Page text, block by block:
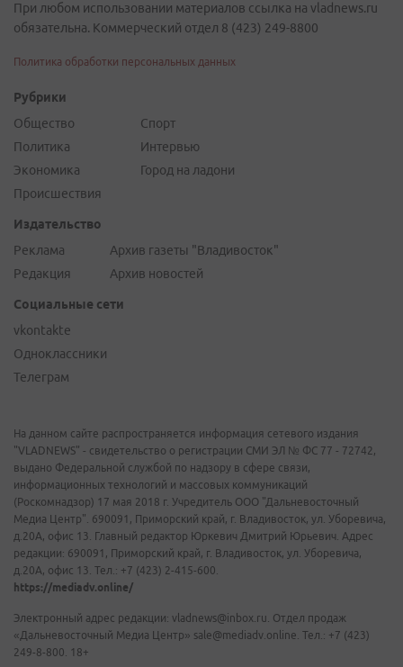
При любом использовании материалов ссылка на vladnews.ru
обязательна. Коммерческий отдел 8 (423) 249-8800
Политика обработки персональных данных
Рубрики
Общество
Политика
Экономика
Происшествия
Спорт
Интервью
Город на ладони
Издательство
Реклама
Редакция
Архив газеты "Владивосток"
Архив новостей
Социальные сети
vkontakte
Одноклассники
Телеграм
На данном сайте распространяется информация сетевого издания
"VLADNEWS" - свидетельство о регистрации СМИ ЭЛ № ФС 77 - 72742,
выдано Федеральной службой по надзору в сфере связи,
информационных технологий и массовых коммуникаций
(Роскомнадзор) 17 мая 2018 г. Учредитель ООО "Дальневосточный
Медиа Центр". 690091, Приморский край, г. Владивосток, ул. Уборевича,
д.20А, офис 13. Главный редактор Юркевич Дмитрий Юрьевич. Адрес
редакции: 690091, Приморский край, г. Владивосток, ул. Уборевича,
д.20А, офис 13. Тел.: +7 (423) 2-415-600.
https://mediadv.online/
Электронный адрес редакции: vladnews@inbox.ru. Отдел продаж
«Дальневосточный Медиа Центр» sale@mediadv.online. Тел.: +7 (423)
249-8-800. 18+